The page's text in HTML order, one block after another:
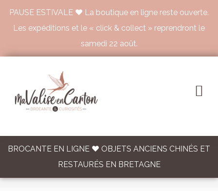
PAUSE ESTIVALE ♥ La boutique en ligne reste ouverte.
Les expéditions et le « click & collect » reprendront le
samedi 22 août.
BROCANTE EN LIGNE ♥ OBJETS ANCIENS CHINÉS ET
RESTAURÉS EN BRETAGNE